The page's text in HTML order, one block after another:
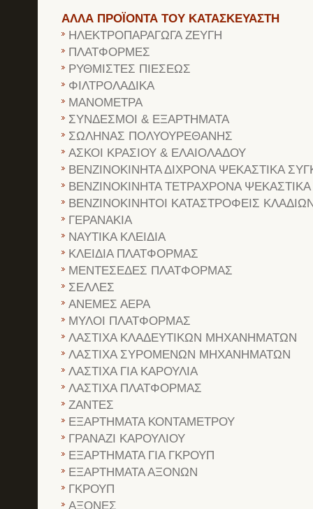
ΑΛΛΑ ΠΡΟΪΟΝΤΑ ΤΟΥ ΚΑΤΑΣΚΕΥΑΣΤΗ
ΗΛΕΚΤΡΟΠΑΡΑΓΩΓΑ ΖΕΥΓΗ
ΠΛΑΤΦΟΡΜΕΣ
ΡΥΘΜΙΣΤΕΣ ΠΙΕΣΕΩΣ
ΦΙΛΤΡΟΛΑΔΙΚΑ
ΜΑΝΟΜΕΤΡΑ
ΣΥΝΔΕΣΜΟΙ & ΕΞΑΡΤΗΜΑΤΑ
ΣΩΛΗΝΑΣ ΠΟΛΥΟΥΡΕΘΑΝΗΣ
ΑΣΚΟΙ ΚΡΑΣΙΟΥ & ΕΛΑΙΟΛΑΔΟΥ
ΒΕΝΖΙΝΟΚΙΝΗΤΑ ΔΙΧΡΟΝΑ ΨΕΚΑΣΤΙΚΑ
ΒΕΝΖΙΝΟΚΙΝΗΤΑ ΤΕΤΡΑΧΡΟΝΑ
ΒΕΝΖΙΝΟΚΙΝΗΤΟΙ ΚΑΤΑΣΤΡΟΦΕΙΣ
ΓΕΡΑΝΑΚΙΑ
ΝΑΥΤΙΚΑ ΚΛΕΙΔΙΑ
ΚΛΕΙΔΙΑ ΠΛΑΤΦΟΡΜΑΣ
ΜΕΝΤΕΣΕΔΕΣ ΠΛΑΤΦΟΡΜΑΣ
ΣΕΛΛΕΣ
ΑΝΕΜΕΣ ΑΕΡΑ
ΜΥΛΟΙ ΠΛΑΤΦΟΡΜΑΣ
ΛΑΣΤΙΧΑ ΚΛΑΔΕΥΤΙΚΩΝ ΜΗΧΑΝΗΜΑΤΩΝ
ΛΑΣΤΙΧΑ ΣΥΡΟΜΕΝΩΝ ΜΗΧΑΝΗΜΑΤΩΝ
ΛΑΣΤΙΧΑ ΓΙΑ ΚΑΡΟΥΛΙΑ
ΛΑΣΤΙΧΑ ΠΛΑΤΦΟΡΜΑΣ
ΖΑΝΤΕΣ
ΕΞΑΡΤΗΜΑΤΑ ΚΟΝΤΑΜΕΤΡΟΥ
ΓΡΑΝΑΖΙ ΚΑΡΟΥΛΙΟΥ
ΕΞΑΡΤΗΜΑΤΑ ΓΙΑ ΓΚΡΟΥΠ
ΕΞΑΡΤΗΜΑΤΑ ΑΞΟΝΩΝ
ΓΚΡΟΥΠ
ΑΞΟΝΕΣ